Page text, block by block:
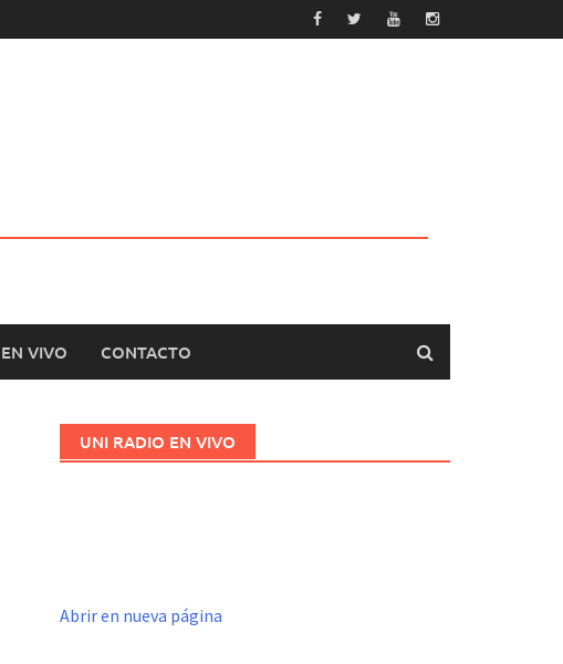
VIVO CONTACTO
UNI RADIO EN VIVO
Abrir en nueva página